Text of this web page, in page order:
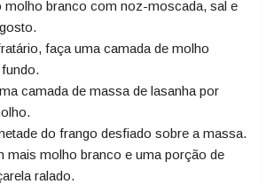
molho branco com noz-moscada, sal e
faça uma camada de molho
camada de massa de lasanha por
do frango desfiado sobre a massa.
mais molho branco e uma porção de
ralado.